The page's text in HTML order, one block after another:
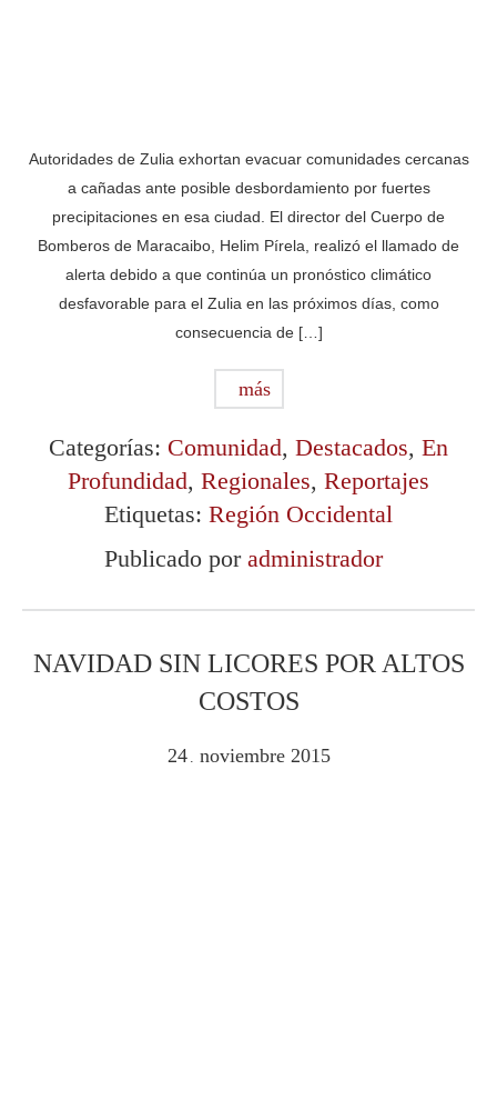
Autoridades de Zulia exhortan evacuar comunidades cercanas
a cañadas ante posible desbordamiento por fuertes
precipitaciones en esa ciudad. El director del Cuerpo de
Bomberos de Maracaibo, Helim Pírela, realizó el llamado de
alerta debido a que continúa un pronóstico climático
desfavorable para el Zulia en las próximos días, como
consecuencia de […]
más
Categorías: Comunidad, Destacados, En
Profundidad, Regionales, Reportajes
Etiquetas: Región Occidental
Publicado por administrador
NAVIDAD SIN LICORES POR ALTOS
COSTOS
24 . noviembre 2015